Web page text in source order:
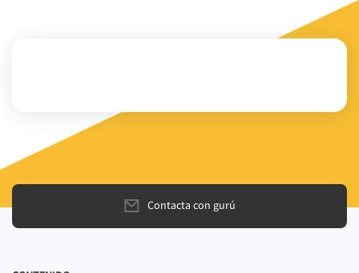
Contacta con gurú